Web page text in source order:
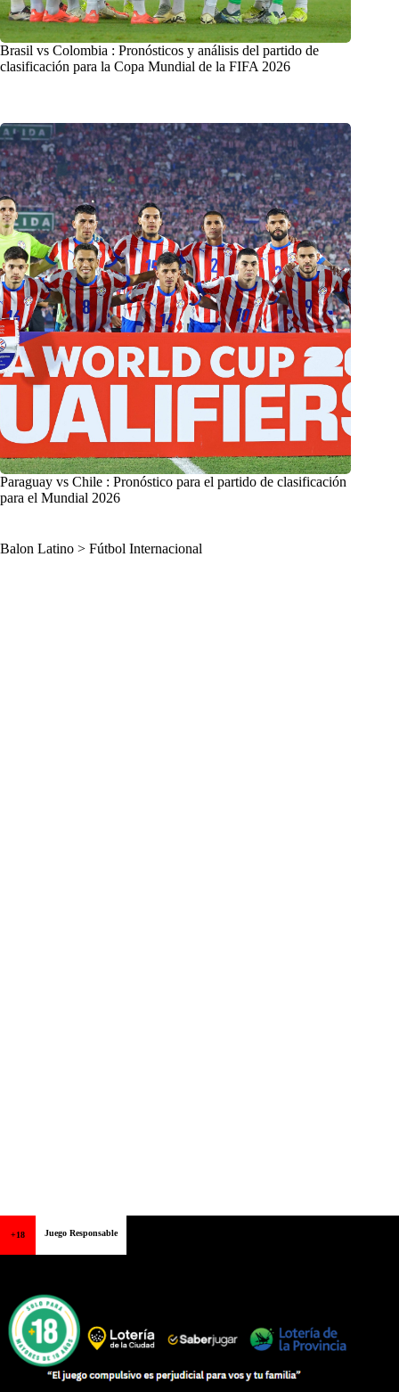
Brasil vs Colombia : Pronósticos y análisis del partido de
clasificación para la Copa Mundial de la FIFA 2026
Paraguay vs Chile : Pronóstico para el partido de clasificación
para el Mundial 2026
Balon Latino > Fútbol Internacional
+18 Juego Responsable